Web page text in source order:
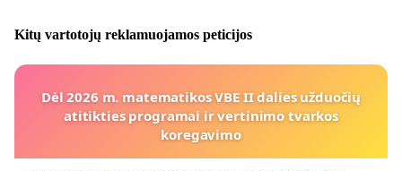
Kitų vartotojų reklamuojamos peticijos
Dėl 2026 m. matematikos VBE II dalies užduočių
atitikties programai ir vertinimo tvarkos
koregavimo